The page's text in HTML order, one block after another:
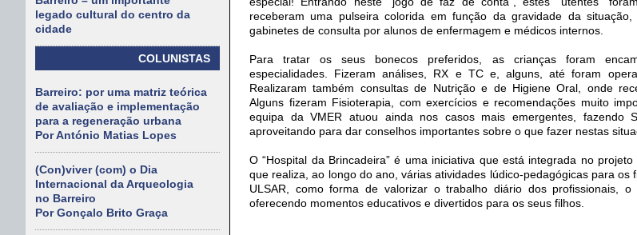
legado cultural do centro da
cidade
COLUNISTAS
Barreiro: por uma matriz teórica
de avaliação e implementação
para a regeneração urbana
Por António Matias Lopes
(Con)viver (com) o Dia
Internacional da Arqueologia
no Barreiro
Por Gonçalo Brito Graça
receberam uma pulseira colorida em função da gravidade da
gabinetes de consulta por alunos de enfermagem e médicos internos.
Para tratar os seus bonecos preferidos, as crianças foram
especialidades. Fizeram análises, RX e TC e, alguns, até foram
Realizaram também consultas de Nutrição e de Higiene Oral, onde
Alguns fizeram Fisioterapia, com exercícios e recomendações muito
equipa da VMER atuou ainda nos casos mais emergentes, fazendo
aproveitando para dar conselhos importantes sobre o que fazer nestas
O “Hospital da Brincadeira” é uma iniciativa que está integrada no projeto
que realiza, ao longo do ano, várias atividades lúdico-pedagógicas para os
ULSAR, como forma de valorizar o trabalho diário dos profissionais, o
oferecendo momentos educativos e divertidos para os seus filhos.